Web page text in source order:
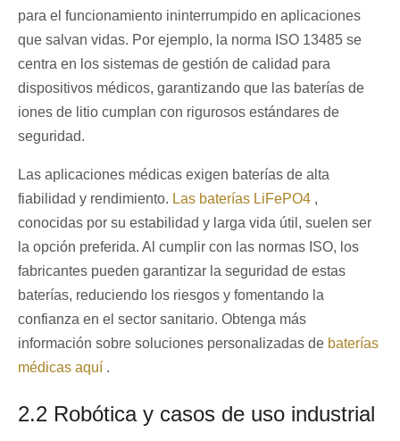
para el funcionamiento ininterrumpido en aplicaciones
que salvan vidas. Por ejemplo, la norma ISO 13485 se
centra en los sistemas de gestión de calidad para
dispositivos médicos, garantizando que las baterías de
iones de litio cumplan con rigurosos estándares de
seguridad.
Las aplicaciones médicas exigen baterías de alta
fiabilidad y rendimiento. Las baterías LiFePO4 ,
conocidas por su estabilidad y larga vida útil, suelen ser
la opción preferida. Al cumplir con las normas ISO, los
fabricantes pueden garantizar la seguridad de estas
baterías, reduciendo los riesgos y fomentando la
confianza en el sector sanitario. Obtenga más
información sobre soluciones personalizadas de baterías
médicas aquí .
2.2 Robótica y casos de uso industrial